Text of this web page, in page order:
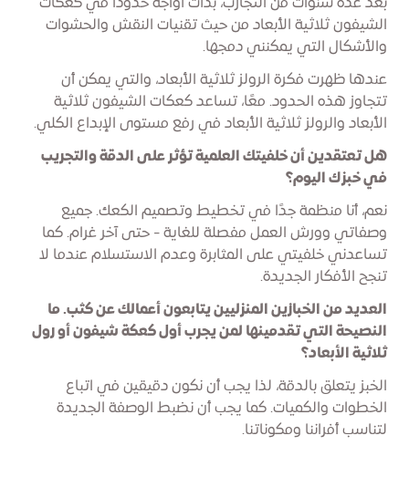
بعد عدة سنوات من التجارب، بدأت أواجه حدودًا في كعكات
الشيفون ثلاثية الأبعاد من حيث تقنيات النقش والحشوات
والأشكال التي يمكنني دمجها.
عندها ظهرت فكرة الرولز ثلاثية الأبعاد، والتي يمكن أن
تتجاوز هذه الحدود. معًا، تساعد كعكات الشيفون ثلاثية
الأبعاد والرولز ثلاثية الأبعاد في رفع مستوى الإبداع الكلي.
هل تعتقدين أن خلفيتك العلمية تؤثر على الدقة والتجريب
في خبزك اليوم؟
نعم، أنا منظمة جدًا في تخطيط وتصميم الكعك. جميع
وصفاتي وورش العمل مفصلة للغاية - حتى آخر غرام. كما
تساعدني خلفيتي على المثابرة وعدم الاستسلام عندما لا
تنجح الأفكار الجديدة.
العديد من الخبازين المنزليين يتابعون أعمالك عن كثب. ما
النصيحة التي تقدمينها لمن يجرب أول كعكة شيفون أو رول
ثلاثية الأبعاد؟
الخبز يتعلق بالدقة، لذا يجب أن نكون دقيقين في اتباع
الخطوات والكميات. كما يجب أن نضبط الوصفة الجديدة
لتناسب أفراننا ومكوناتنا.